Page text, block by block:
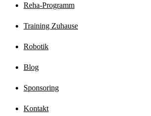
Reha-Programm
Training Zuhause
Robotik
Blog
Sponsoring
Kontakt